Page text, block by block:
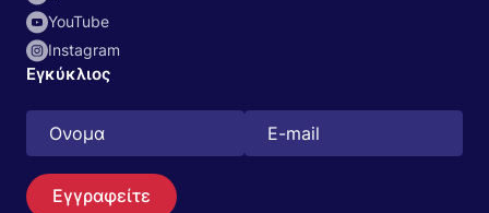
YouTube
Instagram
Εγκύκλιος
Εγγραφείτε